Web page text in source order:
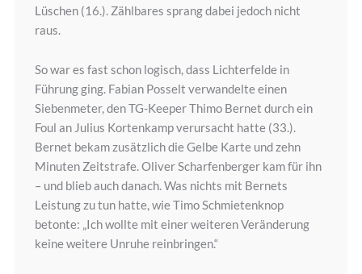
Lüschen (16.). Zählbares sprang dabei jedoch nicht
raus.
So war es fast schon logisch, dass Lichterfelde in
Führung ging. Fabian Posselt verwandelte einen
Siebenmeter, den TG-Keeper Thimo Bernet durch ein
Foul an Julius Kortenkamp verursacht hatte (33.).
Bernet bekam zusätzlich die Gelbe Karte und zehn
Minuten Zeitstrafe. Oliver Scharfenberger kam für ihn
– und blieb auch danach. Was nichts mit Bernets
Leistung zu tun hatte, wie Timo Schmietenknop
betonte: „Ich wollte mit einer weiteren Veränderung
keine weitere Unruhe reinbringen.“